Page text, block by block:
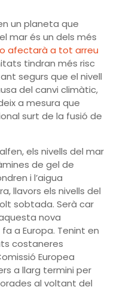
un planeta que
mar és un dels més
afectarà a tot arreu
tindran més risc
segurs que el nivell
del canvi climàtic,
a mesura que
surt de la fusió de
els nivells del mar
de gel de
i l’aigua
llavors els nivells del
sobtada. Serà car
nova
a Europa. Tenint en
costaneres
Europea
a llarg termini per
al voltant del